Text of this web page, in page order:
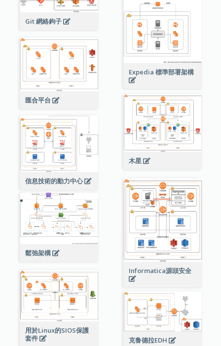
Git 網絡鉤子
Expedia 標準部署架構
匯合平台
木星
信息技術的動力中心
Informatica源頭安全
鬆弛架構
用於Linux的SIOS保護
套件
克鲁德拉EDH